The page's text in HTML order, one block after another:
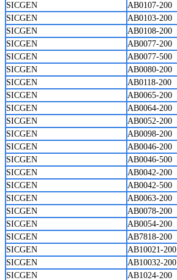
SICGEN
AB0107-200
SICGEN
AB0103-200
SICGEN
AB0108-200
SICGEN
AB0077-200
SICGEN
AB0077-500
SICGEN
AB0080-200
SICGEN
AB0118-200
SICGEN
AB0065-200
SICGEN
AB0064-200
SICGEN
AB0052-200
SICGEN
AB0098-200
SICGEN
AB0046-200
SICGEN
AB0046-500
SICGEN
AB0042-200
SICGEN
AB0042-500
SICGEN
AB0063-200
SICGEN
AB0078-200
SICGEN
AB0054-200
SICGEN
AB7818-200
SICGEN
AB10021-200
SICGEN
AB10032-200
SICGEN
AB1024-200